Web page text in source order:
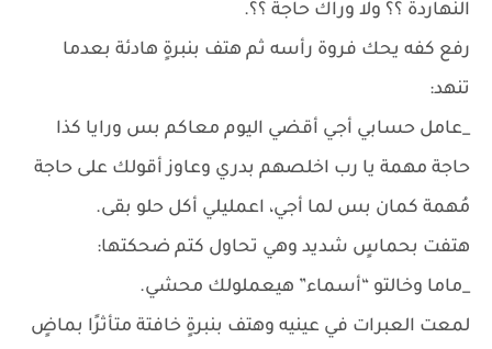
النهاردة ؟؟ ولا وراك حاجة ؟؟.
رفع كفه يحك فروة رأسه ثم هتف بنبرةٍ هادئة بعدما
تنهد:
_عامل حسابي أجي أقضي اليوم معاكم بس ورايا كذا
حاجة مهمة يا رب اخلصهم بدري وعاوز أقولك على حاجة
مُهمة كمان بس لما أجي، اعمليلي أكل حلو بقى.
هتفت بحماسٍ شديد وهي تحاول كتم ضحكتها:
_ماما وخالتو “أسماء” هيعملولك محشي.
لمعت العبرات في عينيه وهتف بنبرةٍ خافتة متأثرًا بماضٍ